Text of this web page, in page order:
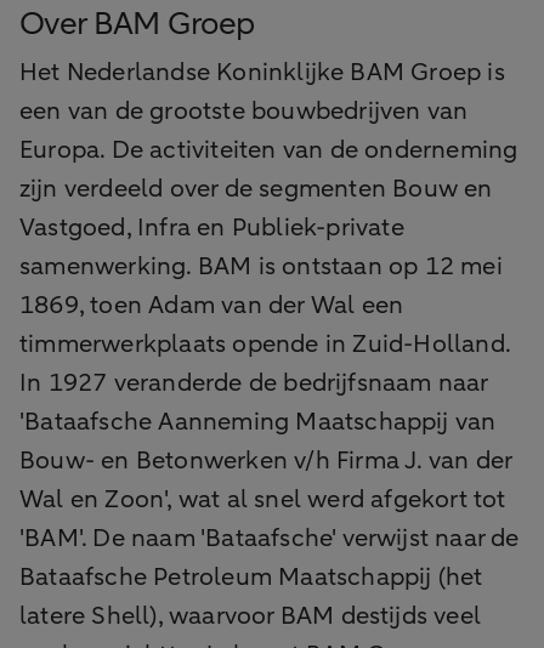
Over BAM Groep
Het Nederlandse Koninklijke BAM Groep is
een van de grootste bouwbedrijven van
Europa. De activiteiten van de onderneming
zijn verdeeld over de segmenten Bouw en
Vastgoed, Infra en Publiek-private
samenwerking. BAM is ontstaan op 12 mei
1869, toen Adam van der Wal een
timmerwerkplaats opende in Zuid-Holland.
In 1927 veranderde de bedrijfsnaam naar
'Bataafsche Aanneming Maatschappij van
Bouw- en Betonwerken v/h Firma J. van der
Wal en Zoon', wat al snel werd afgekort tot
'BAM'. De naam 'Bataafsche' verwijst naar de
Bataafsche Petroleum Maatschappij (het
latere Shell), waarvoor BAM destijds veel